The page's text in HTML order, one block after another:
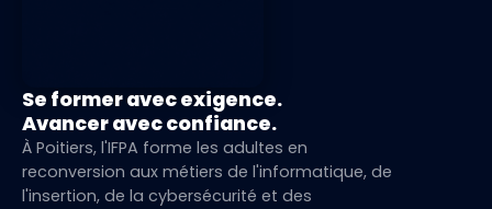
Se former avec exigence.
Avancer avec confiance.
À Poitiers, l'IFPA forme les adultes en
reconversion aux métiers de l'informatique, de
l'insertion, de la cybersécurité et des